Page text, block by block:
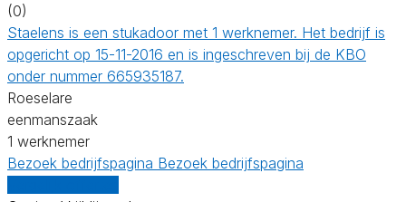
(0)
Staelens is een stukadoor met 1 werknemer. Het bedrijf is
opgericht op 15-11-2016 en is ingeschreven bij de KBO
onder nummer 665935187.
Roeselare
eenmanszaak
1 werknemer
Bezoek bedrijfspagina Bezoek bedrijfspagina